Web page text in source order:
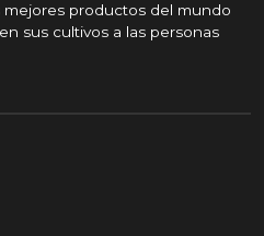
productos del mundo
en sus cultivos a las personas